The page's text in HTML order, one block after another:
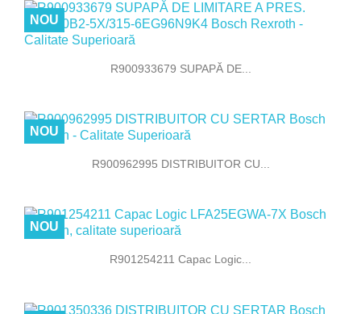
R900933679 SUPAPĂ DE...
NOU
R900962995 DISTRIBUITOR CU...
NOU
R901254211 Capac Logic...
NOU